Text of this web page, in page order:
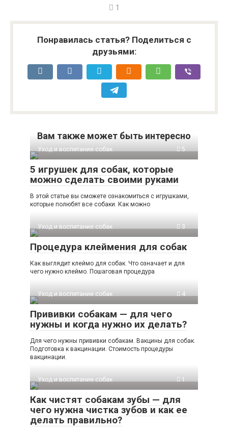
1
Понравилась статья? Поделиться с
друзьями:
Вам также может быть интересно
Уход и воспитание собак 5
5 игрушек для собак, которые
можно сделать своими руками
В этой статье вы сможете ознакомиться с игрушками,
которые полюбят все собаки. Как можно
Уход и воспитание собак 3
Процедура клеймения для собак
Как выглядит клеймо для собак. Что означает и для
чего нужно клеймо. Пошаговая процедура
Уход и воспитание собак 4
Прививки собакам — для чего
нужны и когда нужно их делать?
Для чего нужны прививки собакам. Вакцины для собак.
Подготовка к вакцинации. Стоимость процедуры
вакцинации.
Уход и воспитание собак 1
Как чистят собакам зубы — для
чего нужна чистка зубов и как ее
делать правильно?